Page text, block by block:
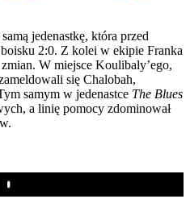
jedenastkę, która przed
2:0. Z kolei w ekipie Franka
W miejsce Koulibaly’ego,
się Chalobah,
samym w jedenastce The Blues
a linię pomocy zdominował
Play